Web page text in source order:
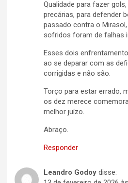
Qualidade para fazer
precárias, para defender
passado contra o
sofridos foram de falhas
Esses dois
ao se deparar com as
corrigidas e não são.
Torço para estar errado,
os dez merece
melhor juízo.
Abraço.
Responder
Leandro Godoy disse: